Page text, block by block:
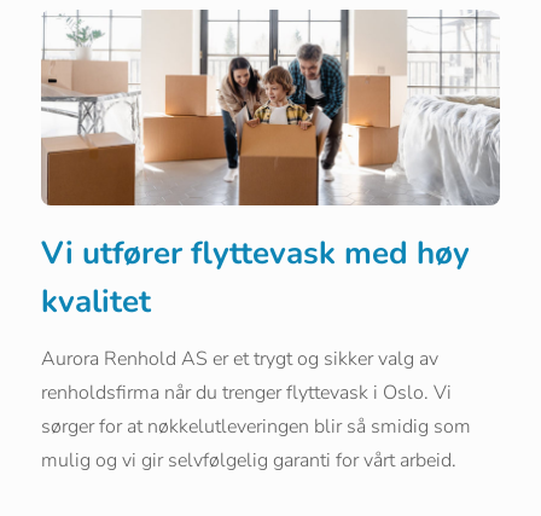
Vi utfører flyttevask med høy
kvalitet
Aurora Renhold AS er et trygt og sikker valg av
renholdsfirma når du trenger flyttevask i Oslo. Vi
sørger for at nøkkelutleveringen blir så smidig som
mulig og vi gir selvfølgelig garanti for vårt arbeid.